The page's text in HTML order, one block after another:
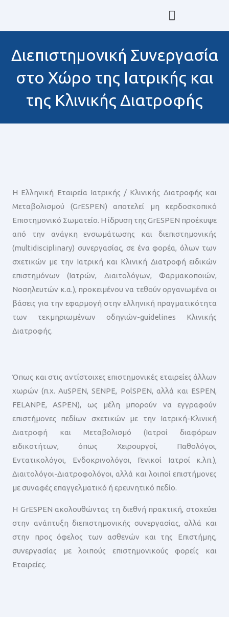
Διεπιστημονική Συνεργασία
στο Χώρο της Ιατρικής και
της Κλινικής Διατροφής
Η Ελληνική Εταιρεία Ιατρικής / Κλινικής Διατροφής και
Μεταβολισμού (GrESPEN) αποτελεί μη κερδοσκοπικό
Επιστημονικό Σωματείο. Η ίδρυση της GrESPEN προέκυψε
από την ανάγκη ενσωμάτωσης και διεπιστημονικής
(multidisciplinary) συνεργασίας, σε ένα φορέα, όλων των
σχετικών με την Ιατρική και Κλινική Διατροφή ειδικών
επιστημόνων (Ιατρών, Διαιτολόγων, Φαρμακοποιών,
Νοσηλευτών κ.α.), προκειμένου να τεθούν οργανωμένα οι
βάσεις για την εφαρμογή στην ελληνική πραγματικότητα
των τεκμηριωμένων οδηγιών-guidelines Κλινικής
Διατροφής.
Όπως και στις αντίστοιχες επιστημονικές εταιρείες άλλων
χωρών (π.χ. AuSPEN, SENPE, PolSPEN, αλλά και ESPEN,
FELANPE, ASPEN), ως μέλη μπορούν να εγγραφούν
επιστήμονες πεδίων σχετικών με την Ιατρική-Κλινική
Διατροφή και Μεταβολισμό (Ιατροί διαφόρων
ειδικοτήτων, όπως Χειρουργοί, Παθολόγοι,
Εντατικολόγοι, Ενδοκρινολόγοι, Γενικοί Ιατροί κ.λπ.),
Διαιτολόγοι-Διατροφολόγοι, αλλά και λοιποί επιστήμονες
με συναφές επαγγελματικό ή ερευνητικό πεδίο.
Η GrESPEN ακολουθώντας τη διεθνή πρακτική, στοχεύει
στην ανάπτυξη διεπιστημονικής συνεργασίας, αλλά και
στην προς όφελος των ασθενών και της Επιστήμης,
συνεργασίας με λοιπούς επιστημονικούς φορείς και
Εταιρείες.